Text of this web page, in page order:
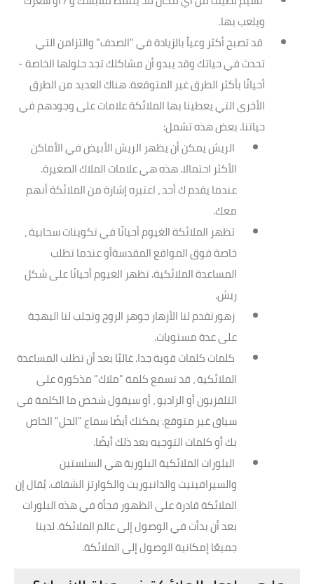
ويلعب بها.
قد تصبح أكثر وعياً بالزيادة في "الصدف" والتزامن التي
تحدث في حياتك وقد يبدو أن مشاكلك تجد حلولها الخاصة -
أحيانًا بأكثر الطرق غير المتوقعة. هناك العديد من الطرق
الأخرى التي يعطينا بها الملائكة علامات على وجودهم في
حياتنا. بعض هذه تشمل:
الريش يمكن أن يظهر الريش الأبيض في الأماكن
الأكثر احتمالا. هذه هي علامات الملاك الصغيرة.
عندما يقدم ك أحد ، اعتبره إشارة من الملائكة أنهم
معك.
تظهر الملائكة الغيوم أحيانًا في تكوينات سحابية ،
خاصة فوق المواقع المقدسةأو عندما تطلب
المساعدة الملائكية. تظهر الغيوم أحيانًا على شكل
ريش.
زهورتقدم لنا الأزهار جوهر الروح وتجلب لنا البهجة
على عدة مستويات.
كلمات كلمات قوية جدا. غالبًا بعد أن تطلب المساعدة
الملائكية ، قد تسمع كلمة "ملاك" مذكورة على
التلفزيون أو الراديو ، أو سيقول شخص ما الكلمة في
سياق غير متوقع. يمكنك أيضًا سماع "الحل" الخاص
بك أو كلمات التوجيه بعد ذلك أيضًا.
البلورات الملائكية البلورية هي السلستين
والسيرافينيت والدانبوريت والكوارتز الشفاف. يُقال إن
الملائكة قادرة على الظهور فجأة في هذه البلورات
بعد أن بدأت في الوصول إلى عالم الملائكة. لدينا
جميعًا إمكانية الوصول إلى الملائكة.